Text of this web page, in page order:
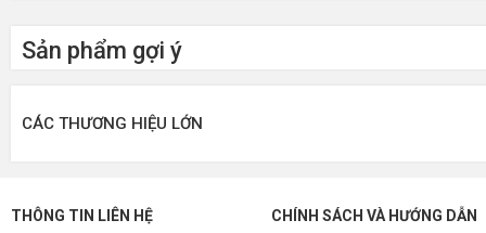
Sản phẩm gợi ý
CÁC THƯƠNG HIỆU LỚN
THÔNG TIN LIÊN HỆ
CHÍNH SÁCH VÀ HƯỚNG DẪN